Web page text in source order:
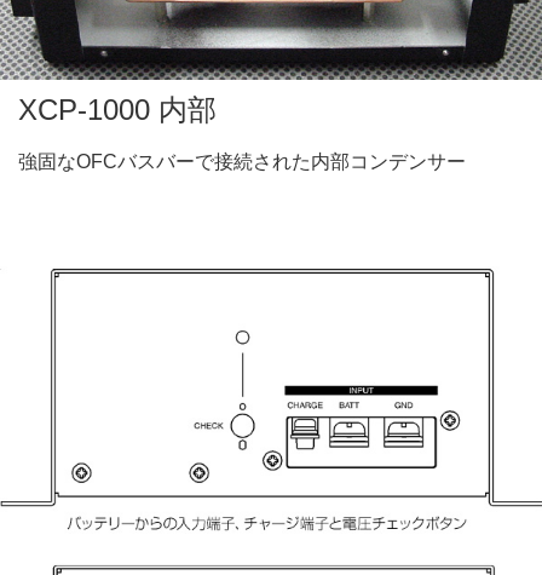
XCP-1000 内部
強固なOFCバスバーで接続された内部コンデンサー